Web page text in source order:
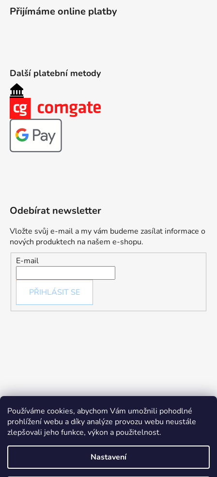
Používáme cookies, abychom Vám umožnili pohodlné
prohlížení webu a díky analýze provozu webu neustále
zlepšovali jeho funkce, výkon a použitelnost.
Nastavení
Přijímáme online platby
Další platební metody
Odebírat newsletter
Vložte svůj e-mail a my vám budeme zasílat informace o
nových produktech na našem e-shopu.
E-mail
PŘIHLÁSIT SE